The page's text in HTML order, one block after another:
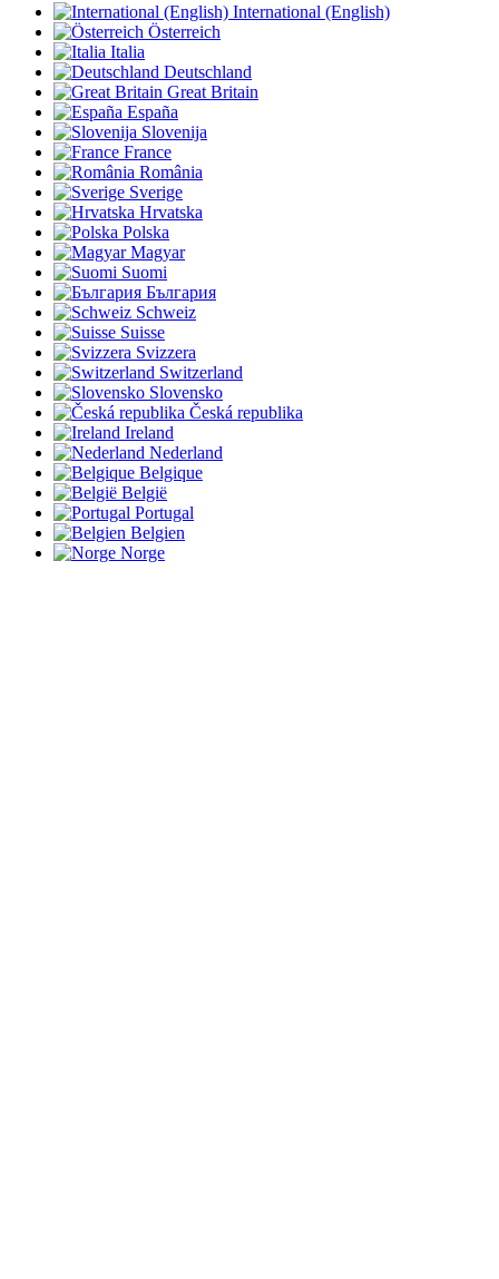
International (English)
Österreich
Italia
Deutschland
Great Britain
España
Slovenija
France
România
Sverige
Hrvatska
Polska
Magyar
Suomi
България
Schweiz
Suisse
Svizzera
Switzerland
Slovensko
Česká republika
Ireland
Nederland
Belgique
België
Portugal
Belgien
Norge